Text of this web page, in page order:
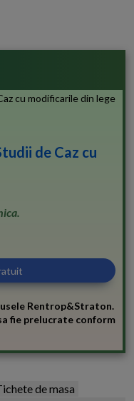
de Caz cu
Rentrop&Straton.
fie prelucrate conform
de masa